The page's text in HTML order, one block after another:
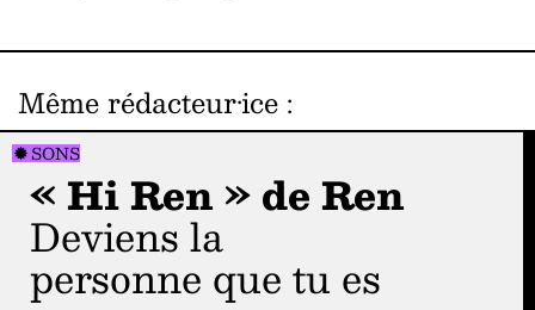
Même rédacteur·ice :
SONS
« Hi Ren » de Ren
Deviens la
personne que tu es